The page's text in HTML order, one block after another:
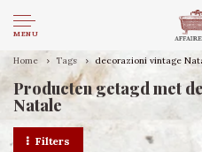
MENU
Home Tags decorazioni vintage
Producten getagd met
Natale
Filters